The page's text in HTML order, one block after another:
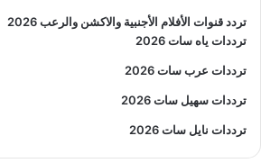
تردد قنوات الأفلام الأجنبية والاكشن والرعب2026
ترددات ياه سات 2026
ترددات عرب سات 2026
ترددات سهيل سات 2026
ترددات نايل سات 2026